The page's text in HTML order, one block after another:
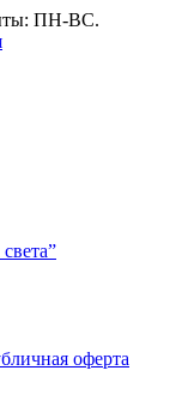
ПН-ВС.
оферта